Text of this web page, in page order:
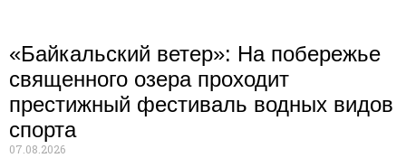
«Байкальский ветер»: На побережье
священного озера проходит
престижный фестиваль водных видов
спорта
07.08.2026